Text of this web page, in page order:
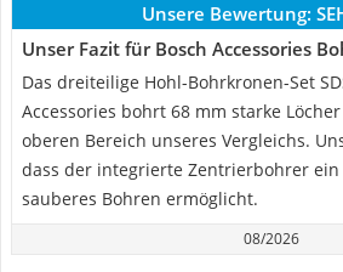
Unsere Bewertung:
Unser Fazit für Bosch Accessories
Das dreiteilige Hohl-Bohrkronen-Set
Accessories bohrt 68 mm starke
oberen Bereich unseres Vergleichs.
dass der integrierte Zentrierbohrer
sauberes Bohren ermöglicht.
08/2026